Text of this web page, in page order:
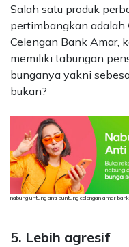
Salah satu produk
pertimbangkan adalah
Celengan Bank Amar,
memiliki tabungan
bunganya yakni
bukan?
nabung untung anti buntung celengan amar bank
5. Lebih agresif